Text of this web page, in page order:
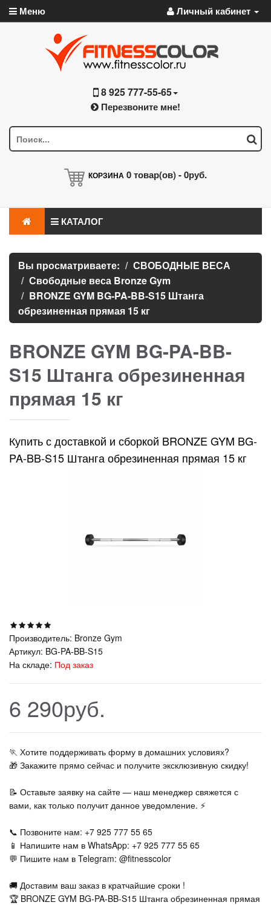
Меню Личный кабинет
8 925 777-55-65
Перезвоните мне!
КОРЗИНА 0товар(ов) -0руб.
КАТАЛОГ
Вы просматриваете:
СВОБОДНЫЕ ВЕСА
Свободные веса Bronze Gym
BRONZE GYM BG-PA-BB-S15 Штанга
обрезиненная прямая 15 кг
BRONZE GYM BG-PA-BB-
S15 Штанга обрезиненная
прямая 15 кг
Купить с доставкой и сборкой BRONZE GYM BG-
PA-BB-S15 Штанга обрезиненная прямая 15 кг
Производитель: Bronze Gym
Артикул: BG-PA-BB-S15
На складе: Под заказ
6 290руб.
🏃‍ Хотите поддерживать форму в домашних условиях?
🎁 Закажите прямо сейчас и получите эксклюзивную скидку!
📝 Оставьте заявку на сайте — наш менеджер свяжется с
вами, как только получит данное уведомление. ⚡
📞 Позвоните нам: +7 925 777 55 65
📱 Напишите нам в WhatsApp: +7 925 777 55 65
💬 Пишите нам в Telegram: @fitnesscolor
🚚 Доставим ваш заказ в кратчайшие сроки !
🏆 BRONZE GYM BG-PA-BB-S15 Штанга обрезиненная прямая